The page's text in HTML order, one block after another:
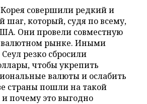
совершили редкий и
шаг, который, судя по всему,
Они провели совместную
рынке. Иными
резко сбросили
чтобы укрепить
валюты и ослабить
страны пошли на такой
почему это выгодно